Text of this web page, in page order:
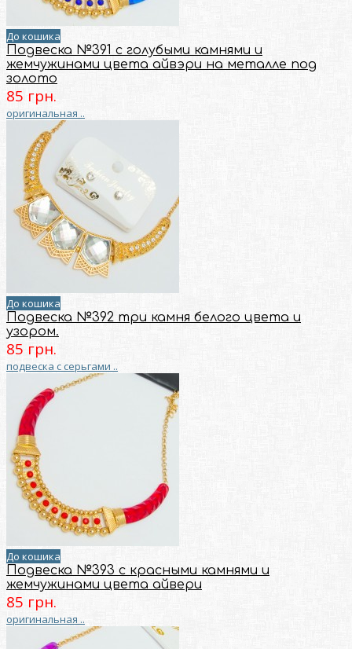
До кошика
Подвеска №391 с голубыми камнями и
жемчужинами цвета айвэри на металле под
золото
85 грн.
оригинальная ..
До кошика
Подвеска №392 три камня белого цвета и
узором.
85 грн.
подвеска с серьгами ..
До кошика
Подвеска №393 с красными камнями и
жемчужинами цвета айвери
85 грн.
оригинальная ..